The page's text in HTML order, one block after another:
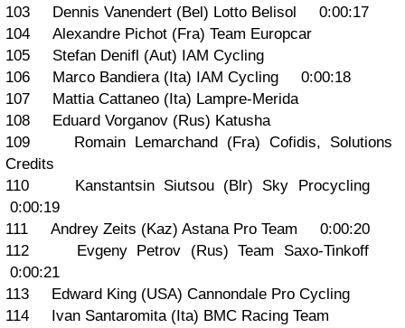
103 Dennis Vanendert (Bel) Lotto Belisol 0:00:17
104 Alexandre Pichot (Fra) Team Europcar
105 Stefan Denifl (Aut) IAM Cycling
106 Marco Bandiera (Ita) IAM Cycling 0:00:18
107 Mattia Cattaneo (Ita) Lampre-Merida
108 Eduard Vorganov (Rus) Katusha
109 Romain Lemarchand (Fra) Cofidis, Solutions
Credits
110 Kanstantsin Siutsou (Blr) Sky Procycling
0:00:19
111 Andrey Zeits (Kaz) Astana Pro Team 0:00:20
112 Evgeny Petrov (Rus) Team Saxo-Tinkoff
0:00:21
113 Edward King (USA) Cannondale Pro Cycling
114 Ivan Santaromita (Ita) BMC Racing Team